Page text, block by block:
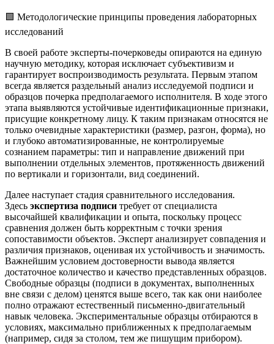
🟩 Методологические принципы проведения лабораторных
исследований
В своей работе эксперты-почерковеды опираются на единую
научную методику, которая исключает субъективизм и
гарантирует воспроизводимость результата. Первым этапом
всегда является раздельный анализ исследуемой подписи и
образцов почерка предполагаемого исполнителя. В ходе этого
этапа выявляются устойчивые идентификационные признаки,
присущие конкретному лицу. К таким признакам относятся не
только очевидные характеристики (размер, разгон, форма), но
и глубоко автоматизированные, не контролируемые
сознанием параметры: тип и направление движений при
выполнении отдельных элементов, протяженность движений
по вертикали и горизонтали, вид соединений.
Далее наступает стадия сравнительного исследования.
Здесь экспертиза подписи требует от специалиста
высочайшей квалификации и опыта, поскольку процесс
сравнения должен быть корректным с точки зрения
сопоставимости объектов. Эксперт анализирует совпадения и
различия признаков, оценивая их устойчивость и значимость.
Важнейшим условием достоверности вывода является
достаточное количество и качество представленных образцов.
Свободные образцы (подписи в документах, выполненных
вне связи с делом) ценятся выше всего, так как они наиболее
полно отражают естественный письменно-двигательный
навык человека. Экспериментальные образцы отбираются в
условиях, максимально приближенных к предполагаемым
(например, сидя за столом, тем же пишущим прибором).